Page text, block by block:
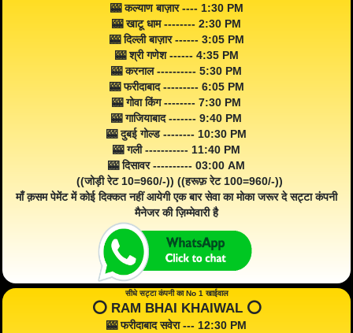
🎰 कल्याण बाज़ार ---- 1:30 PM
🎰 खाटू धाम -------- 2:30 PM
🎰 दिल्ली बाज़ार ------ 3:05 PM
🎰 श्री गणेश ------ 4:35 PM
🎰 करनाल ---------- 5:30 PM
🎰 फरीदाबाद --------- 6:05 PM
🎰 गोवा किंग -------- 7:30 PM
🎰 गाजियाबाद ------- 9:40 PM
🎰 दुबई गोल्ड -------- 10:30 PM
🎰 गली ----------- 11:40 PM
🎰 दिसावर ---------- 03:00 AM
((जोड़ी रेट 10=960/-)) ((हरूफ़ रेट 100=960/-))
माँ क़सम पेमेंट में कोई दिक्कत नहीं आयेगी एक बार सेवा का मोका जरूर दे सट्टा कंपनी
मैनेजर की ज़िम्मेवारी है
सीधे सट्टा कंपनी का No 1 खाईवाल
⭕️ RAM BHAI KHAIWAL ⭕️
🎰 फरीदाबाद सवेरा --- 12:30 PM